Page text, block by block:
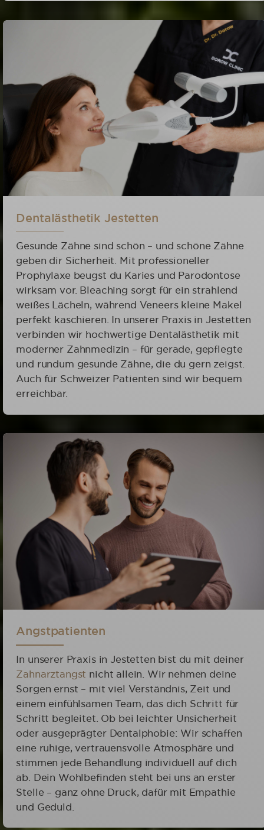
Dentalästhetik Jestetten
Gesunde Zähne sind schön – und schöne Zähne
geben dir Sicherheit. Mit professioneller
Prophylaxe beugst du Karies und Parodontose
wirksam vor. Bleaching sorgt für ein strahlend
weißes Lächeln, während Veneers kleine Makel
perfekt kaschieren. In unserer Praxis in Jestetten
verbinden wir hochwertige Dentalästhetik mit
moderner Zahnmedizin – für gerade, gepflegte
und rundum gesunde Zähne, die du gern zeigst.
Auch für Schweizer Patienten sind wir bequem
erreichbar.
Angstpatienten
In unserer Praxis in Jestetten bist du mit deiner
Zahnarztangst nicht allein. Wir nehmen deine
Sorgen ernst – mit viel Verständnis, Zeit und
einem einfühlsamen Team, das dich Schritt für
Schritt begleitet. Ob bei leichter Unsicherheit
oder ausgeprägter Dentalphobie: Wir schaffen
eine ruhige, vertrauensvolle Atmosphäre und
stimmen jede Behandlung individuell auf dich
ab. Dein Wohlbefinden steht bei uns an erster
Stelle – ganz ohne Druck, dafür mit Empathie
und Geduld.